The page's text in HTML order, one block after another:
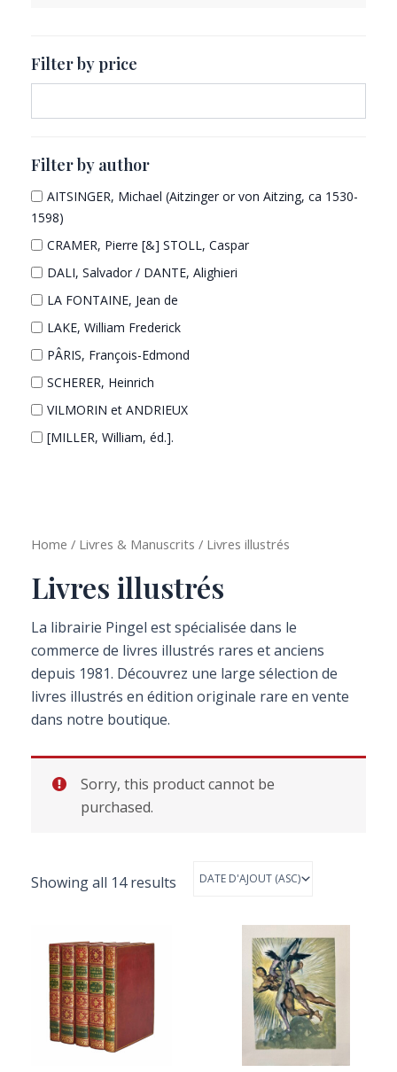
c
Filter by price
Filter by author
AITSINGER, Michael (Aitzinger or von Aitzing, ca 1530-
1598)
CRAMER, Pierre [&] STOLL, Caspar
DALI, Salvador / DANTE, Alighieri
LA FONTAINE, Jean de
LAKE, William Frederick
PÂRIS, François-Edmond
SCHERER, Heinrich
VILMORIN et ANDRIEUX
[MILLER, William, éd.].
Home / Livres & Manuscrits / Livres illustrés
Livres illustrés
La librairie Pingel est spécialisée dans le
commerce de livres illustrés rares et anciens
depuis 1981. Découvrez une large sélection de
livres illustrés en édition originale rare en vente
dans notre boutique.
Sorry, this product cannot be
purchased.
Showing all 14 results